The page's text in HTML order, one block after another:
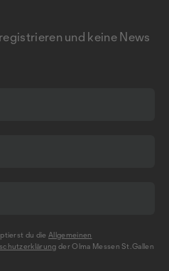
und keine News
du dieAllgemeinen
der Olma Messen St.Gallen